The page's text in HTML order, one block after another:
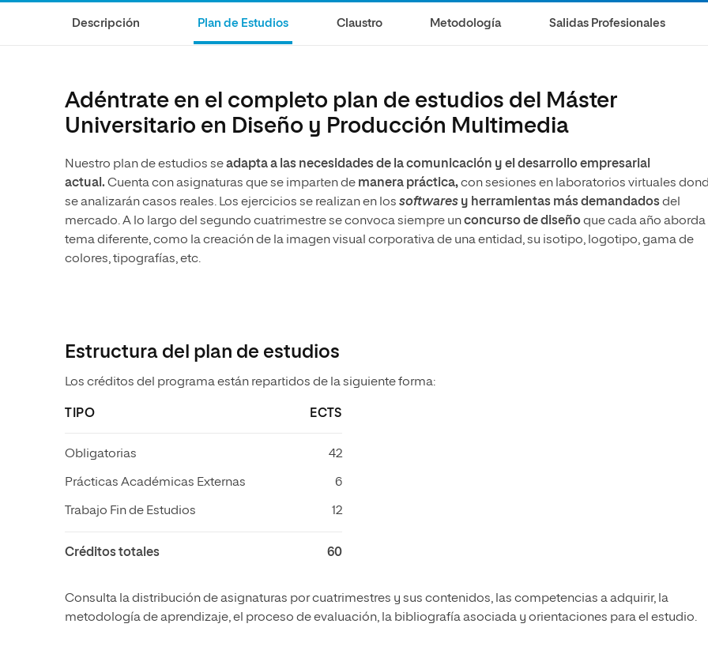
Música
Descripción Plan de Estudios Claustro Metodología Salidas Profesionales
Adéntrate en el completo plan de estudios del Máster
Universitario en Diseño y Producción Multimedia
Nuestro plan de estudios seadapta a las necesidades de la comunicación y el desarrollo empresarial
actual. Cuenta con asignaturas que se imparten de manera práctica,con sesiones en laboratorios virtuales
se analizarán casos reales. Los ejercicios se realizan en los softwares y herramientas más demandadosdel
mercado. A lo largo del segundo cuatrimestre se convoca siempre unconcurso de diseñoque cada año aborda
tema diferente, como la creación de la imagen visual corporativa de una entidad, su isotipo, logotipo, gama de
colores, tipografías, etc.
Estructura del plan de estudios
Los créditos del programa están repartidos de la siguiente forma:
TIPO ECTS
Obligatorias 42
Prácticas Académicas Externas 6
Trabajo Fin de Estudios 12
Créditos totales 60
Consulta la distribución de asignaturas por cuatrimestres y sus contenidos, las competencias a adquirir, la
metodología de aprendizaje, el proceso de evaluación, la bibliografía asociada y orientaciones para el estudio.